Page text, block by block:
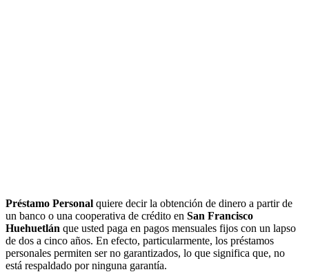
Préstamo Personal quiere decir la obtención de dinero a partir de
un banco o una cooperativa de crédito en San Francisco
Huehuetlán que usted paga en pagos mensuales fijos con un lapso
de dos a cinco años. En efecto, particularmente, los préstamos
personales permiten ser no garantizados, lo que significa que, no
está respaldado por ninguna garantía.